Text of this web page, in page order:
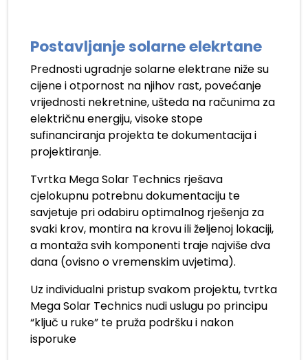
Postavljanje solarne elekrtane
Prednosti ugradnje solarne elektrane niže su
cijene i otpornost na njihov rast, povećanje
vrijednosti nekretnine, ušteda na računima za
električnu energiju, visoke stope
sufinanciranja projekta te dokumentacija i
projektiranje.
Tvrtka Mega Solar Technics rješava
cjelokupnu potrebnu dokumentaciju te
savjetuje pri odabiru optimalnog rješenja za
svaki krov, montira na krovu ili željenoj lokaciji,
a montaža svih komponenti traje najviše dva
dana (ovisno o vremenskim uvjetima).
Uz individualni pristup svakom projektu, tvrtka
Mega Solar Technics nudi uslugu po principu
“ključ u ruke” te pruža podršku i nakon
isporuke